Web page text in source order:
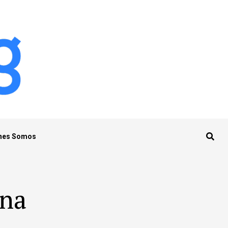
Somos